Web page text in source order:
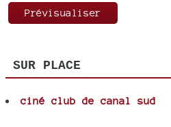
SUR PLACE
ciné club de canal sud